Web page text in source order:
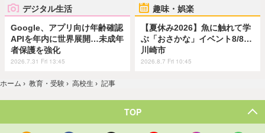
デジタル生活
Google、アプリ向け年齢確認
APIを年内に世界展開…未成年
者保護を強化
2026.7.31 Fri 13:45
趣味・娯楽
【夏休み2026】魚に触れて学
ぶ「おさかな」イベント8/8…
川崎市
2026.8.7 Fri 10:45
ホーム › 教育・受験 › 高校生 › 記事
TOP